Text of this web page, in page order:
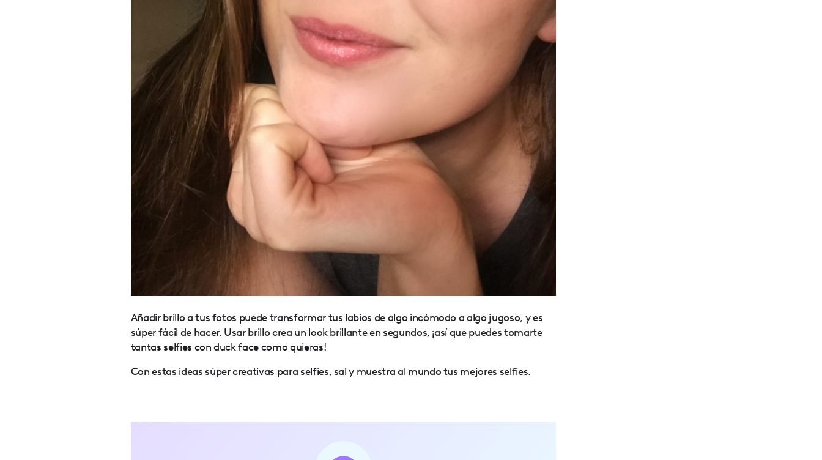
Añadir brillo a tus fotos puede transformar tus labios de algo incómodo a algo jugoso, y es
súper fácil de hacer. Usar brillo crea un look brillante en segundos, ¡así que puedes tomarte
tantas selfies con duck face como quieras!
Con estas ideas súper creativas para selfies, sal y muestra al mundo tus mejores selfies.